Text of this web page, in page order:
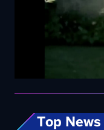
Top News